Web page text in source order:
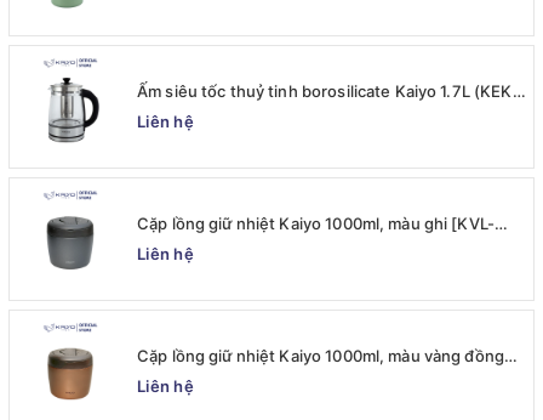
Ấm siêu tốc thuỷ tinh borosilicate Kaiyo 1.7L (KEK-
062)
Liên hệ
Cặp lồng giữ nhiệt Kaiyo 1000ml, màu ghi [KVL-
6537]
Liên hệ
Cặp lồng giữ nhiệt Kaiyo 1000ml, màu vàng đồng
[KVL-6520]
Liên hệ